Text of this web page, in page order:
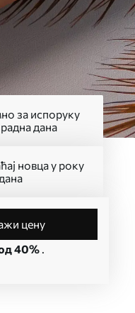
за испоруку
дана
новца у року
цену
40%.